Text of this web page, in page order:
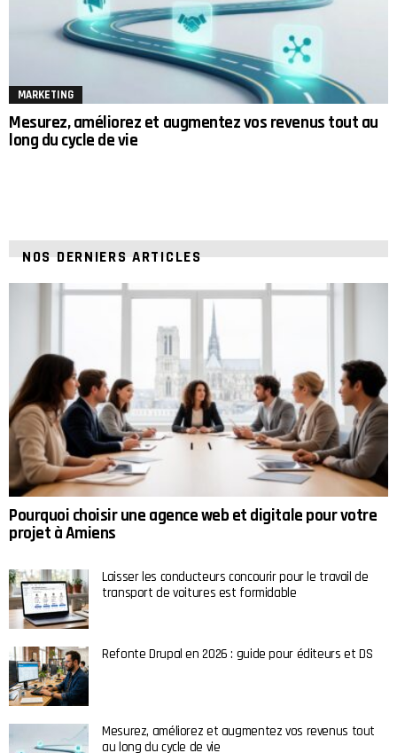
MARKETING
Mesurez, améliorez et augmentez vos revenus tout au
long du cycle de vie
NOS DERNIERS ARTICLES
Pourquoi choisir une agence web et digitale pour votre
projet à Amiens
Laisser les conducteurs concourir pour le travail de
transport de voitures est formidable
Refonte Drupal en 2026 : guide pour éditeurs et DS
Mesurez, améliorez et augmentez vos revenus tout
au long du cycle de vie